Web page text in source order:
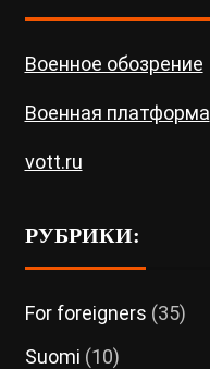
Военное обозрение
Военная платформа
vott.ru
РУБРИКИ:
For foreigners (35)
Suomi (10)